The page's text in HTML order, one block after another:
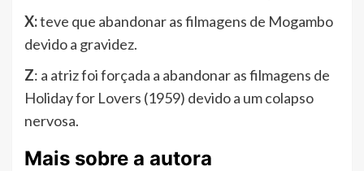
X:teve que abandonar as filmagens de Mogambo
devido a gravidez.
Z: a atriz foi forçada a abandonar as filmagens de
Holiday for Lovers (1959) devido a um colapso
nervosa.
Mais sobre a autora